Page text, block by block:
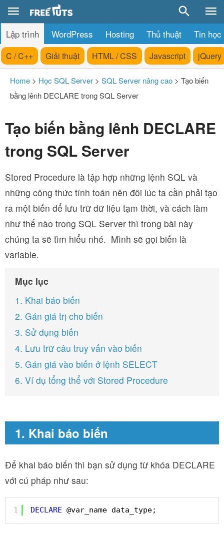
Lập trình WordPress Hosting Thủ thuật Tin học
C / C++ Giải thuật HTML / CSS Javascript jQuery
Home > Học SQL Server > SQL Server nâng cao > Tạo biến
bằng lênh DECLARE trong SQL Server
Tạo biến bằng lênh DECLARE
trong SQL Server
Stored Procedure là tập hợp những lệnh SQL và
những công thức tính toán nên đôi lúc ta cần phải tạo
ra một biến để lưu trữ dữ liệu tạm thời, và cách làm
như thế nào trong SQL Server thì trong bài này
chúng ta sẽ tìm hiểu nhé. Mình sẽ gọi biến là
variable.
Mục lục
1. Khai báo biến
2. Gán giá trị cho biến
3. Sử dụng biến
4. Lưu trữ câu truy vấn vào biến
5. Gán giá vào biến ở lệnh SELECT
6. Ví dụ tổng thể với Stored Procedure
1. Khai báo biến
Để khai báo biến thì bạn sử dụng từ khóa DECLARE
với cú pháp như sau:
1 DECLARE @var_name data_type;